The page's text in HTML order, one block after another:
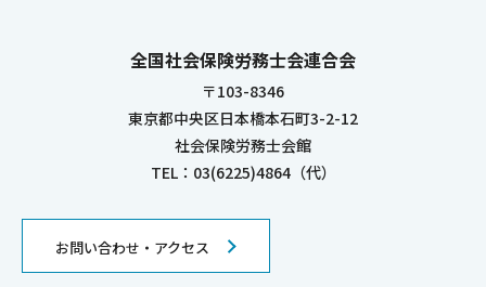
全国社会保険労務士会連合会
〒103-8346
東京都中央区日本橋本石町3-2-12
社会保険労務士会館
TEL：03(6225)4864（代）
お問い合わせ・アクセス